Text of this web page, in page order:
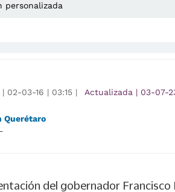
personalizada
| 02-03-16 | 03:15 | Actualizada | 03-07-
Querétaro
del gobernador Francisco